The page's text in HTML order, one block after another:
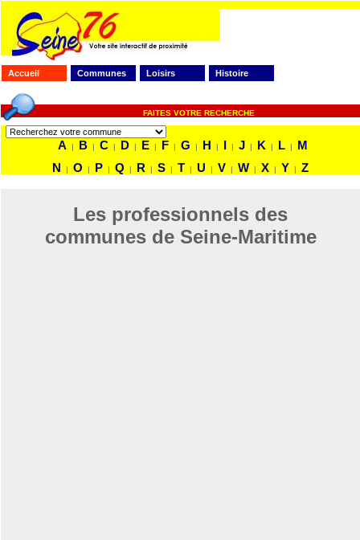
Accueil Communes Loisirs Histoire
FAITES VOTRE RECHERCHE
A | B | C | D | E | F | G | H | I | J | K | L |
M
N
| O | P | Q | R | S | T | U | V | W | X | Y | Z
Les professionnels des
communes de Seine-Maritime